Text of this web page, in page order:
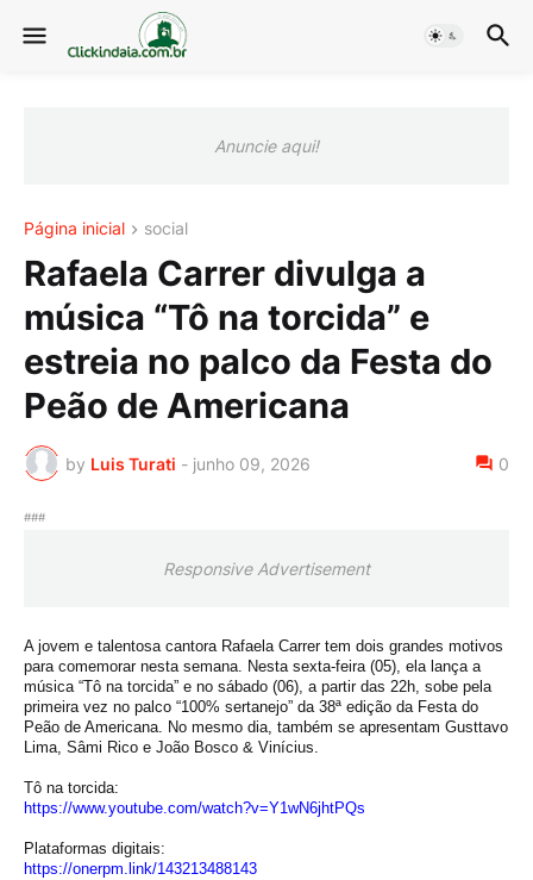
Anuncie aqui!
Página inicial social
Rafaela Carrer divulga a
música “Tô na torcida” e
estreia no palco da Festa do
Peão de Americana
by Luis Turati - junho 09, 2026 0
###
Responsive Advertisement
A jovem e talentosa cantora Rafaela Carrer tem dois grandes motivos
para comemorar nesta semana. Nesta sexta-feira (05), ela lança a
música “Tô na torcida” e no sábado (06), a partir das 22h, sobe pela
primeira vez no palco “100% sertanejo” da 38ª edição da Festa do
Peão de Americana. No mesmo dia, também se apresentam Gusttavo
Lima, Sâmi Rico e João Bosco & Vinícius.
Tô na torcida:
https://www.youtube.com/watch?v=Y1wN6jhtPQs
Plataformas digitais:
https://onerpm.link/143213488143